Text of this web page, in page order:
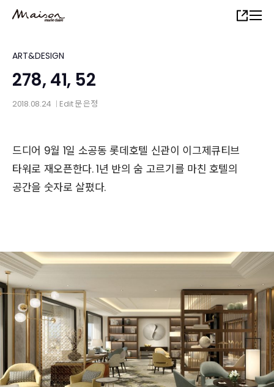
content
Share
ART&DESIGN
278, 41, 52
2018.08.24 Edit문 은정
드디어 9월 1일 소공동 롯데호텔 신관이 이그제큐티브
타워로 재오픈한다. 1년 반의 숨 고르기를 마친 호텔의
공간을 숫자로 살폈다.